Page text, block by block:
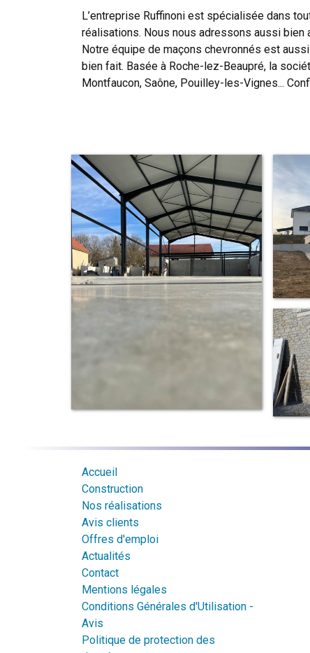
L’entreprise Ruffinoni est spécialisée dans
réalisations. Nous nous adressons aussi bien
Notre équipe de maçons chevronnés est aussi
bien fait. Basée à Roche-lez-Beaupré, la
Montfaucon, Saône, Pouilley-les-Vignes...
Accueil
Construction
Nos réalisations
Avis clients
Offres d'emploi
Actualités
Contact
Mentions légales
Conditions Générales d'Utilisation -
Avis
Politique de protection des